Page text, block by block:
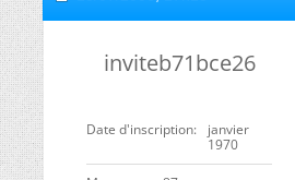
inviteb71bce26
Date d'inscription
janvier
1970